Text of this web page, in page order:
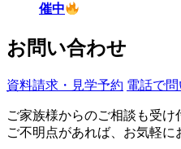
催中
お問い合わせ
資料請求・見学予約 電話で
ご家族様からのご相談も受け
ご不明点があれば、お気軽に